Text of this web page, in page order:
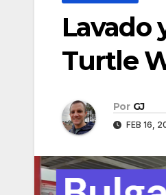
Lavado
Turtle
Por GJ
FEB 16,